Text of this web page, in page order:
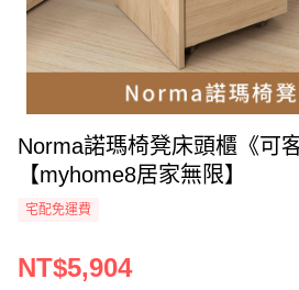
Norma諾瑪椅凳床頭櫃《可
【myhome8居家無限】
宅配免運費
NT$5,904